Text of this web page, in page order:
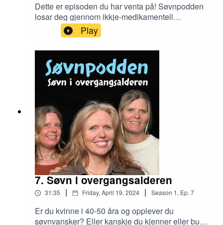
Dette er episoden du har venta på! Søvnpodden
losar deg gjennom ikkje-medikamentell
søvnbehandling, steg for steg. Med litt kunnskap,
og enda meir motivasjon er det faktisk mykje du
kan få til på eigenhand. Med oss i studio er Bjørn
Bjorvatn, kanskje den i Noreg med mest erfaring
innafor ikkje-medikamentell behandling for
kronisk insomni. Anten du er pasient, pårørande,
lege eller anna helsepersonell - i denne
episoden forklarar vi det du treng å vite!
Play
7. Søvn i overgangsalderen
31:35 | Friday, April 19, 2024 | Season 1, Ep. 7
Er du kvinne i 40-50 åra og opplever du
søvnvansker? Eller kanskje du kjenner eller bur